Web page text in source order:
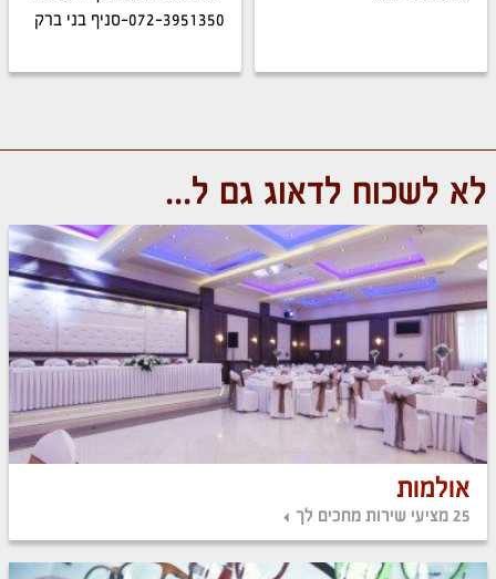
לסטייל האופנתי של הילדות.
072-3951350-סניף בני ברק
לא לשכוח לדאוג גם ל...
אולמות
25 מציעי שירות מחכים לך